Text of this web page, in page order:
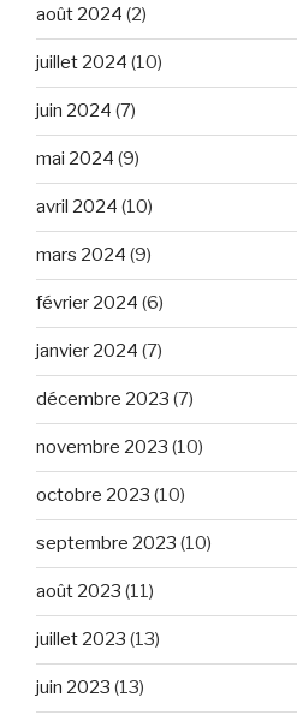
août 2024 (2)
juillet 2024 (10)
juin 2024 (7)
mai 2024 (9)
avril 2024 (10)
mars 2024 (9)
février 2024 (6)
janvier 2024 (7)
décembre 2023 (7)
novembre 2023 (10)
octobre 2023 (10)
septembre 2023 (10)
août 2023 (11)
juillet 2023 (13)
juin 2023 (13)